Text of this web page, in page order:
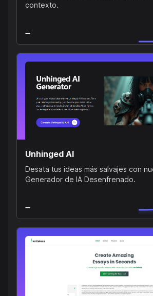
contexto.
Unhinged AI
Desata tus ideas más salvajes con
Generador de IA Desenfrenado.